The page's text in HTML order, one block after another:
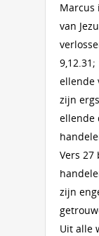
Marcus
van
ellende
zijn
ellende
Vers
zijn
Uit alle